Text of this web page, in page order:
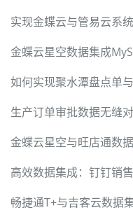
实现金蝶云与管易云系
金蝶云星空数据集成
如何实现聚水潭盘点单
生产订单审批数据无缝
金蝶云星空与旺店通数
高效数据集成：钉钉销
畅捷通T+与吉客云数据